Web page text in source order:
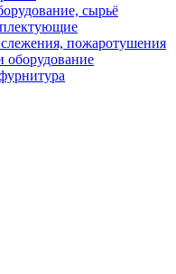
сырьё
пожаротушения
оборудование